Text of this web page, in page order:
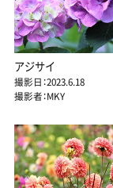
アジサイ
撮影日：2023.6.18
撮影者：MKY